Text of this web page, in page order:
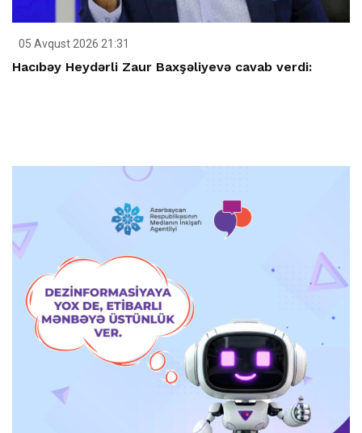
05 Avqust 2026 21:31
Hacıbəy Heydərli Zaur Baxşəliyevə cavab verdi: